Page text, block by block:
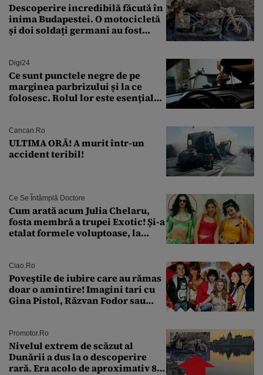
Descoperire incredibilă făcută în
inima Budapestei. O motocicletă
și doi soldați germani au fost
Digi24
Ce sunt punctele negre de pe
marginea parbrizului și la ce
folosesc. Rolul lor este esențial
Cancan.ro
ULTIMA ORĂ! A murit într-un
accident teribil!
Ce Se Întâmplă Doctore
Cum arată acum Julia Chelaru,
fosta membră a trupei Exotic! Și-a
etalat formele voluptoase, la
Ciao.ro
Poveştile de iubire care au rămas
doar o amintire! Imagini tari cu
Gina Pistol, Răzvan Fodor sau
Promotor.ro
Nivelul extrem de scăzut al
Dunării a dus la o descoperire
rară. Era acolo de aproximativ 80